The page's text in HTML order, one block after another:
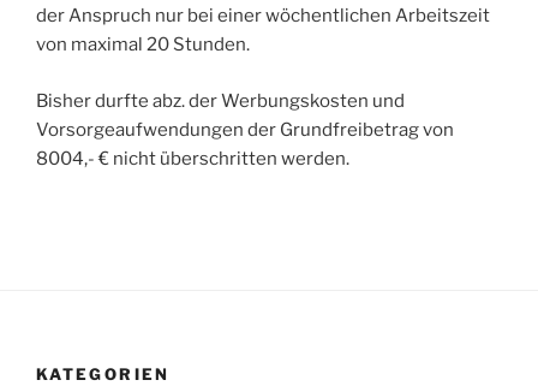
der Anspruch nur bei einer wöchentlichen Arbeitszeit
von maximal 20 Stunden.
Bisher durfte abz. der Werbungskosten und
Vorsorgeaufwendungen der Grundfreibetrag von
8004,- € nicht überschritten werden.
KATEGORIEN